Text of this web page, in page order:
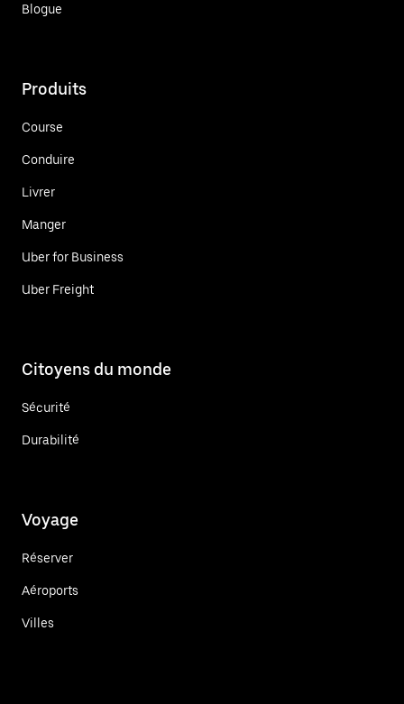
Blogue
Produits
Course
Conduire
Livrer
Manger
Uber for Business
Uber Freight
Citoyens du monde
Sécurité
Durabilité
Voyage
Réserver
Aéroports
Villes